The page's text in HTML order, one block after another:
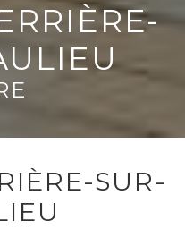
SUR-